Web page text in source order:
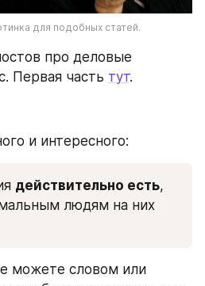
для подобных статей.
про деловые
Первая часть тут.
и интересного:
действительно есть,
людям на них
можете словом или